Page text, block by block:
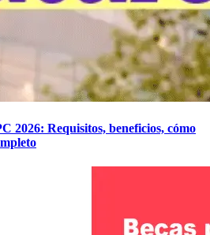
2026: Requisitos, beneficios, cómo